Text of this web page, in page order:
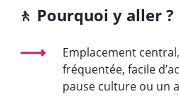
🚶 Pourquoi y aller ?
Emplacement
fréquentée, facile
pause culture ou un